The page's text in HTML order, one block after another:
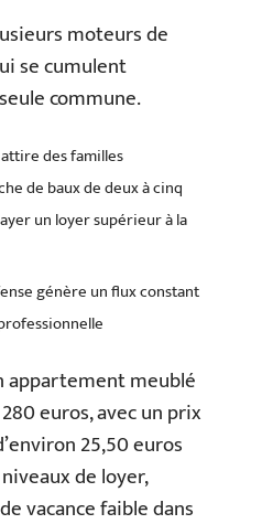
moteurs de
se cumulent
commune.
des familles
de baux de deux à cinq
un loyer supérieur à la
génère un flux constant
appartement meublé
euros, avec un prix
25,50 euros
de loyer,
vacance faible dans